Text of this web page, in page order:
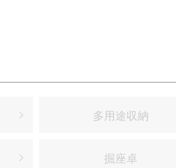
多用途収納
掘座卓